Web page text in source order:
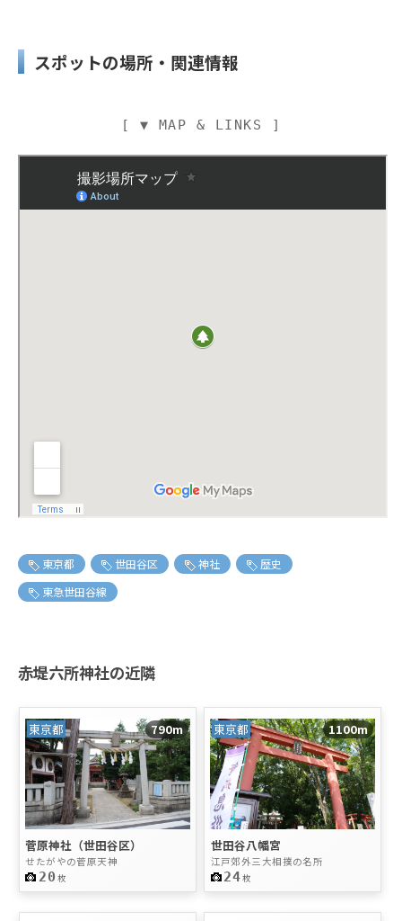
スポットの場所・関連情報
[ ▼ MAP & LINKS ]
東京都 世田谷区 神社
歴史
東急世田谷線
赤堤六所神社の近隣
東京都 790m
菅原神社（世田谷区）
せたがやの菅原天神
20 枚
東京都 1100m
世田谷八幡宮
江戸郊外三大相撲の名所
24枚